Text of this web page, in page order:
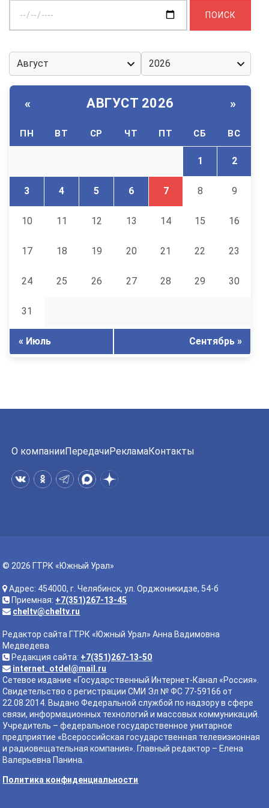
дату:
« АВГУСТ 2026 »
ПН ВТ СР ЧТ ПТ СБ ВС
1 2
3 4 5 6 7 8 9
10 11 12 13 14 15 16
17 18 19 20 21 22 23
24 25 26 27 28 29 30
31
« Июль Сентябрь »
О компанииПередачиРекламаКонтакты
© 2026 ГТРК «Южный Урал»
Адрес: 454000, г. Челябинск, ул. Орджоникидзе, 54-б
Приемная: +7(351)267-13-45
cheltv@cheltv.ru
Редактор сайта ГТРК «Южный Урал» Анна Вадимовна
Медведева
Редакция сайта: +7(351)267-13-50
internet_otdel@mail.ru
Сетевое издание «Государственный Интернет-Канал «Россия».
Свидетельство о регистрации СМИ Эл № ФС 77-59166 от
22.08.2014. Выдано Федеральной службой по надзору в сфере
связи, информационных технологий и массовых коммуникаций.
Учредитель – федеральное государственное унитарное
предприятие «Всероссийская государственная телевизионная
и радиовещательная компания». Главный редактор – Елена
Валерьевна Панина.
Политика конфиденциальности